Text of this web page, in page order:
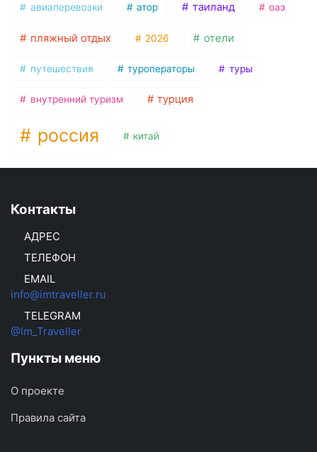
авиаперевозки атор таиланд оаэ
пляжный отдых 2026 отели
путешествия туроператоры туры
внутренний туризм турция
россия китай
Контакты
АДРЕС
ТЕЛЕФОН
EMAIL
info@imtraveller.ru
TELEGRAM
@Im_Traveller
Пункты меню
О проекте
Правила сайта